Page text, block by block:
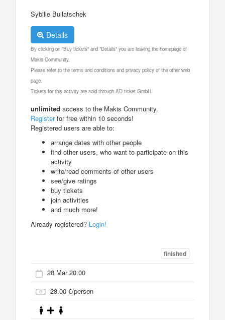
Sybille Bullatschek
Details
By clicking on "Buy tickets" and "Details" you are leaving the homepage of
Makis Community.
Please refer to the terms and conditions and privacy policy of the other web
page.
Tickets for this activity are sold through AD ticket GmbH.
unlimited access to the Makis Community.
Registerfor free within 10 seconds!
Registered users are able to:
arrange dates with other people
find other users, who want to participate on this
activity
write/read comments of other users
see/give ratings
buy tickets
join activities
and much more!
Already registered? Login!
finished
28 Mar 20:00
28.00 €/person